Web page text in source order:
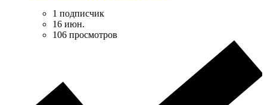
1 подписчик
16 июн.
106 просмотров